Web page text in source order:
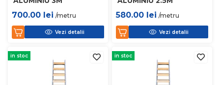
700.00 lei /metru
Vezi detalii
580.00 lei /metru
Vezi detalii
in stoc in stoc